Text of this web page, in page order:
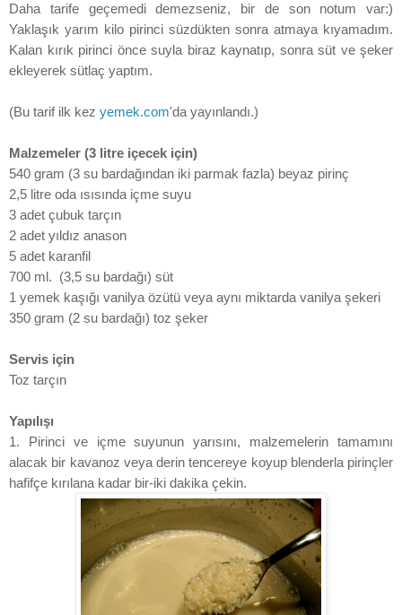
Daha tarife geçemedi demezseniz, bir de son notum var:)
Yaklaşık yarım kilo pirinci süzdükten sonra atmaya kıyamadım.
Kalan kırık pirinci önce suyla biraz kaynatıp, sonra süt ve şeker
ekleyerek sütlaç yaptım.
(Bu tarif ilk kez yemek.com'da yayınlandı.)
Malzemeler (3 litre içecek için)
540 gram (3 su bardağından iki parmak fazla) beyaz pirinç
2,5 litre oda ısısında içme suyu
3 adet çubuk tarçın
2 adet yıldız anason
5 adet karanfil
700 ml. (3,5 su bardağı) süt
1 yemek kaşığı vanilya özütü veya aynı miktarda vanilya şekeri
350 gram (2 su bardağı) toz şeker
Servis için
Toz tarçın
Yapılışı
1. Pirinci ve içme suyunun yarısını, malzemelerin tamamını
alacak bir kavanoz veya derin tencereye koyup blenderla pirinçler
hafifçe kırılana kadar bir-iki dakika çekin.